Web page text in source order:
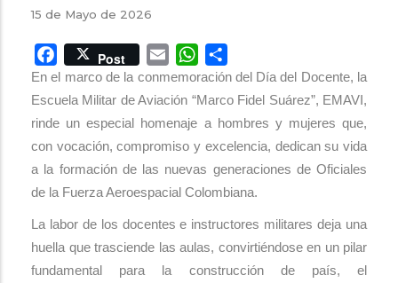
15 de Mayo de 2026
Facebook
Post Email WhatsApp
En el marco de la conmemoración del Día del Docente, la
Escuela Militar de Aviación “Marco Fidel Suárez”, EMAVI,
rinde un especial homenaje a hombres y mujeres que,
con vocación, compromiso y excelencia, dedican su vida
a la formación de las nuevas generaciones de Oficiales
de la Fuerza Aeroespacial Colombiana.
La labor de los docentes e instructores militares deja una
huella que trasciende las aulas, convirtiéndose en un pilar
fundamental para la construcción de país, el